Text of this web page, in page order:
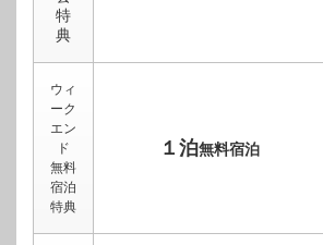
特
典
ウィ
ーク
エン
ド
無料
宿泊
特典
１泊無料宿泊